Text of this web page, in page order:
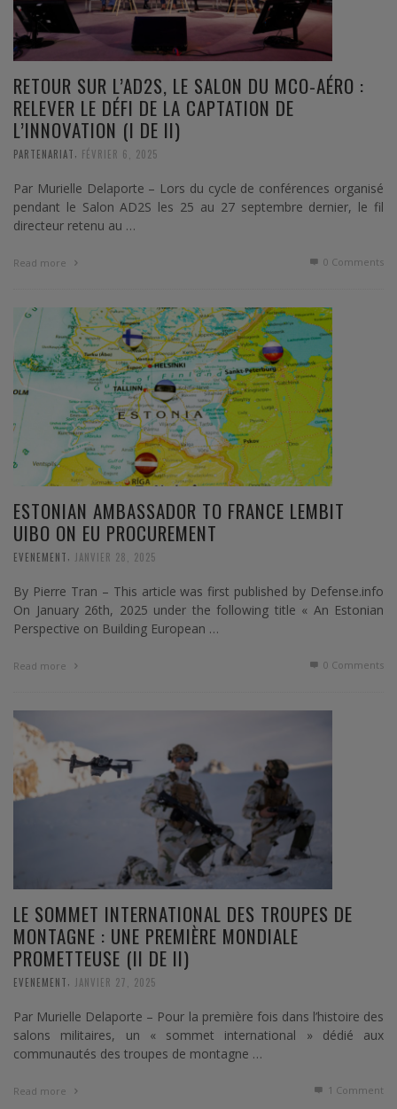
RETOUR SUR L’AD2S, LE SALON DU MCO-AÉRO :
RELEVER LE DÉFI DE LA CAPTATION DE
L’INNOVATION (I DE II)
PARTENARIAT FÉVRIER 6, 2025
Par Murielle Delaporte – Lors du cycle de conférences organisé
pendant le Salon AD2S les 25 au 27 septembre dernier, le fil
directeur retenu au …
Read more 0 Comments
ESTONIAN AMBASSADOR TO FRANCE LEMBIT
UIBO ON EU PROCUREMENT
EVENEMENT JANVIER 28, 2025
By Pierre Tran – This article was first published by Defense.info
On January 26th, 2025 under the following title « An Estonian
Perspective on Building European …
Read more 0 Comments
LE SOMMET INTERNATIONAL DES TROUPES DE
MONTAGNE : UNE PREMIÈRE MONDIALE
PROMETTEUSE (II DE II)
EVENEMENT JANVIER 27, 2025
Par Murielle Delaporte – Pour la première fois dans l’histoire des
salons militaires, un « sommet international » dédié aux
communautés des troupes de montagne …
Read more 1 Comment